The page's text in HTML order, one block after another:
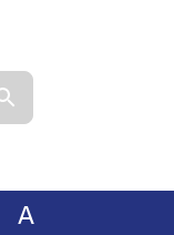
A